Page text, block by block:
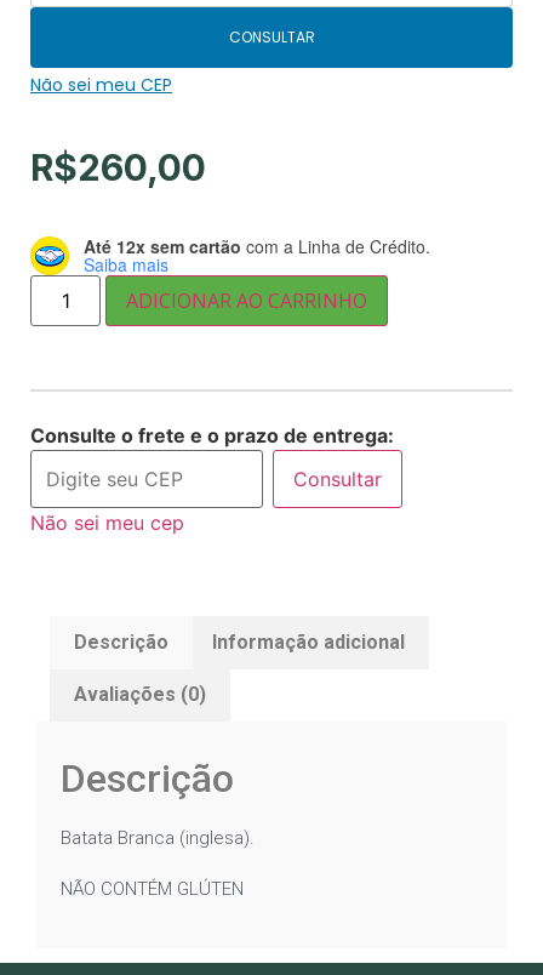
CONSULTAR
Não sei meu CEP
R$260,00
Até 12x sem cartão com a Linha de Crédito.
Saiba mais
ADICIONAR AO CARRINHO
Consulte o frete e o prazo de entrega:
Consultar
Não sei meu cep
Descrição Informação adicional
Avaliações (0)
Descrição
Batata Branca (inglesa).
NÃO CONTÉM GLÚTEN